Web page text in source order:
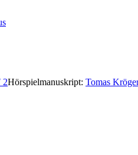
2Hörspielmanuskript: Tomas